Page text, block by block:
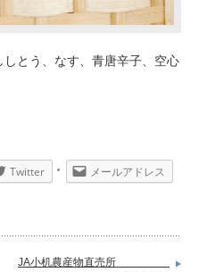
とう、なす、青唐辛子、空心
Twitter メールアドレス
JA小机農産物直売所